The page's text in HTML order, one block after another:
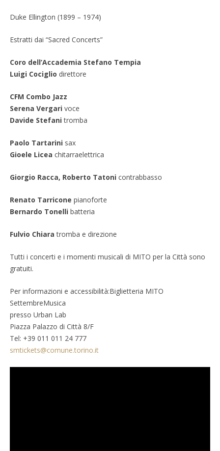
Duke Ellington (1899 – 1974)
Estratti dai “Sacred Concerts”
Coro dell’Accademia Stefano Tempia
Luigi Cociglio direttore
CFM Combo Jazz
Serena Vergari voce
Davide Stefanitromba
Paolo Tartarini sax
Gioele Licea chitarraelettrica
Giorgio Racca, Roberto Tatoni contrabbasso
Renato Tarricone pianoforte
Bernardo Tonelli batteria
Fulvio Chiara tromba e direzione
Tutti i concerti e i momenti musicali di MITO per la Città sono
gratuiti.
Per informazioni e accessibilità:Biglietteria MITO
SettembreMusica
presso Urban Lab
Piazza Palazzo di Città 8/F
Tel: +39 011 011 24 777
smtickets@comune.torino.it